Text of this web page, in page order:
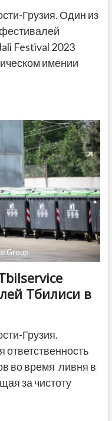
Грузия. Один из
Festival 2023
имении
Group
Тбилиси в
Грузия.
ответственность
во время ливня в
за чистоту